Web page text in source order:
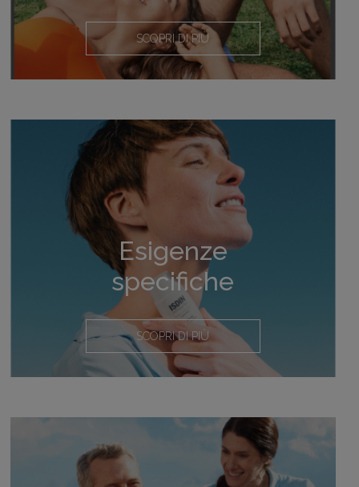
SCOPRI DI PIÙ
Esigenze
specifiche
SCOPRI DI PIÙ